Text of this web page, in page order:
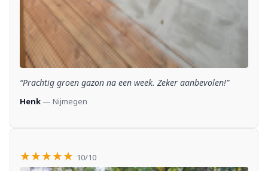
“Prachtig groen gazon na een week. Zeker aanbevolen!”
Henk — Nijmegen
★★★★★ 10/10